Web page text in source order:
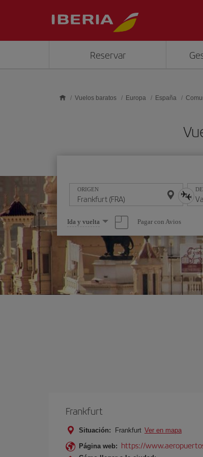
Reservar
Vuelos baratos Europa España
ORIGEN
Seleccione
una
opción
Ida y vuelta Pagar con Avios
Frankfurt
Situación: Frankfurt Ver en mapa
Página web: https://